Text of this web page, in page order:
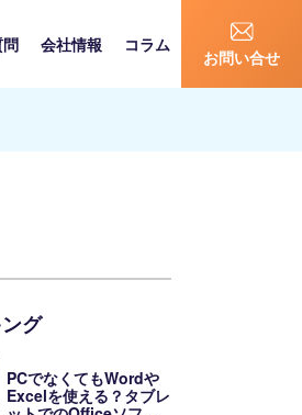
会社情報 コラム
お問い合せ
グ
PCでなくてもWordや
Excelを使える？タブレ